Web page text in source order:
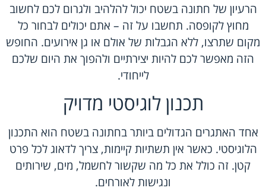
הרעיון של חתונה בשטח יכול להלהיב ולגרום לכם לחשוב
מחוץ לקופסה. תחשבו על זה – אתם יכולים לבחור כל
מקום שתרצו, ללא הגבלות של אולם או גן אירועים. החופש
הזה מאפשר לכם להיות יצירתיים ולהפוך את היום שלכם
לייחודי.
תכנון לוגיסטי מדויק
אחד האתגרים הגדולים ביותר בחתונה בשטח הוא התכנון
הלוגיסטי. כאשר אין תשתיות קיימות, צריך לדאוג לכל פרט
קטן. זה כולל את כל מה שקשור לחשמל, מים, שירותים
ונגישות לאורחים.